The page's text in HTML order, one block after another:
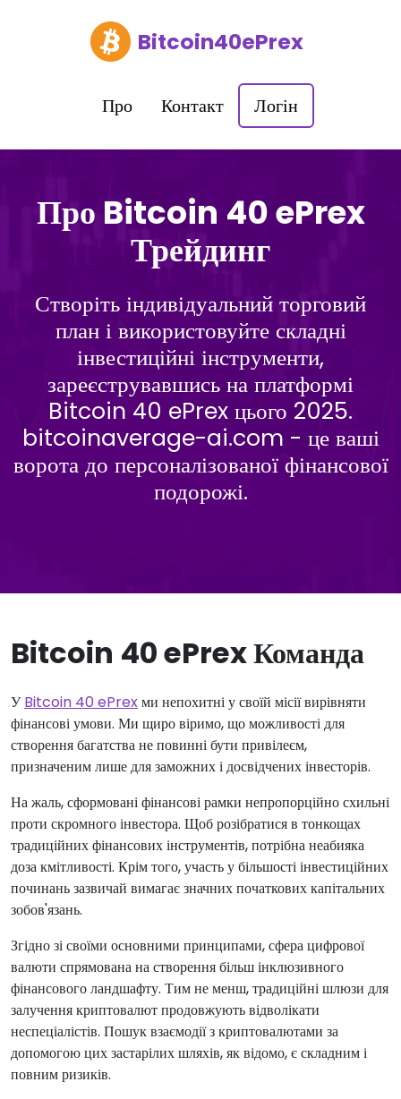
Bitcoin40ePrex
Про Контакт Логін
Про Bitcoin 40 ePrex
Трейдинг
Створіть індивідуальний торговий
план і використовуйте складні
інвестиційні інструменти,
зареєструвавшись на платформі
Bitcoin 40 ePrex цього 2025.
bitcoinaverage-ai.com - це ваші
ворота до персоналізованої фінансової
подорожі.
Bitcoin 40 ePrex Команда
УBitcoin 40 ePrexми непохитні у своїй місії вирівняти
фінансові умови. Ми щиро віримо, що можливості для
створення багатства не повинні бути привілеєм,
призначеним лише для заможних і досвідчених інвесторів.
На жаль, сформовані фінансові рамки непропорційно схильні
проти скромного інвестора. Щоб розібратися в тонкощах
традиційних фінансових інструментів, потрібна неабияка
доза кмітливості. Крім того, участь у більшості інвестиційних
починань зазвичай вимагає значних початкових капітальних
зобов'язань.
Згідно зі своїми основними принципами, сфера цифрової
валюти спрямована на створення більш інклюзивного
фінансового ландшафту. Тим не менш, традиційні шлюзи для
залучення криптовалют продовжують відволікати
неспеціалістів. Пошук взаємодії з криптовалютами за
допомогою цих застарілих шляхів, як відомо, є складним і
повним ризиків.